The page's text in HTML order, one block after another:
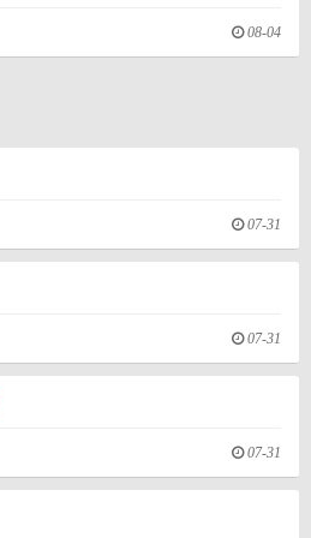
08-04
07-31
07-31
07-31